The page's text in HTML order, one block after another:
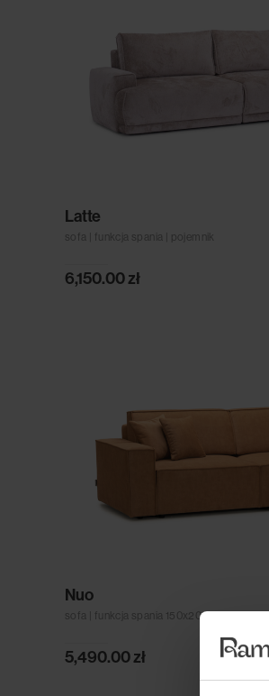
Latte
sofa | funkcja spania | pojemnik
6,150.00zł
Nuo
sofa | funkcja spania 150x200 | pojemnik
5,490.00zł